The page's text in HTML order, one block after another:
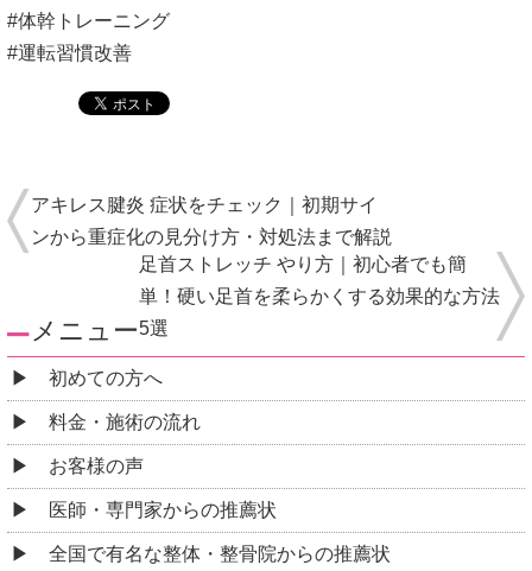
#体幹トレーニング
#運転習慣改善
アキレス腱炎 症状をチェック｜初期サイ
ンから重症化の見分け方・対処法まで解説
足首ストレッチ やり方｜初心者でも簡
単！硬い足首を柔らかくする効果的な方法
5選
メニュー
初めての方へ
料金・施術の流れ
お客様の声
医師・専門家からの推薦状
全国で有名な整体・整骨院からの推薦状